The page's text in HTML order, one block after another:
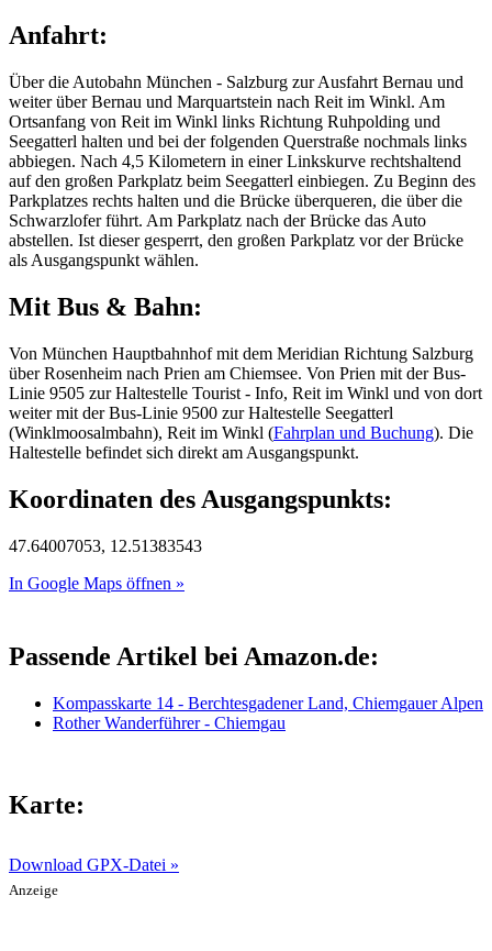
Anfahrt:
Über die Autobahn München - Salzburg zur Ausfahrt Bernau und
weiter über Bernau und Marquartstein nach Reit im Winkl. Am
Ortsanfang von Reit im Winkl links Richtung Ruhpolding und
Seegatterl halten und bei der folgenden Querstraße nochmals links
abbiegen. Nach 4,5 Kilometern in einer Linkskurve rechtshaltend
auf den großen Parkplatz beim Seegatterl einbiegen. Zu Beginn des
Parkplatzes rechts halten und die Brücke überqueren, die über die
Schwarzlofer führt. Am Parkplatz nach der Brücke das Auto
abstellen. Ist dieser gesperrt, den großen Parkplatz vor der Brücke
als Ausgangspunkt wählen.
Mit Bus & Bahn:
Von München Hauptbahnhof mit dem Meridian Richtung Salzburg
über Rosenheim nach Prien am Chiemsee. Von Prien mit der Bus-
Linie 9505 zur Haltestelle Tourist - Info, Reit im Winkl und von dort
weiter mit der Bus-Linie 9500 zur Haltestelle Seegatterl
(Winklmoosalmbahn), Reit im Winkl (Fahrplan und Buchung). Die
Haltestelle befindet sich direkt am Ausgangspunkt.
Koordinaten des Ausgangspunkts:
47.64007053, 12.51383543
In Google Maps öffnen »
Passende Artikel bei Amazon.de:
Kompasskarte 14 - Berchtesgadener Land, Chiemgauer Alpen
Rother Wanderführer - Chiemgau
Karte:
Download GPX-Datei »
Anzeige